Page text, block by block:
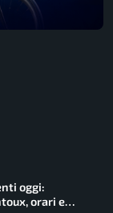
oggi:
orari e